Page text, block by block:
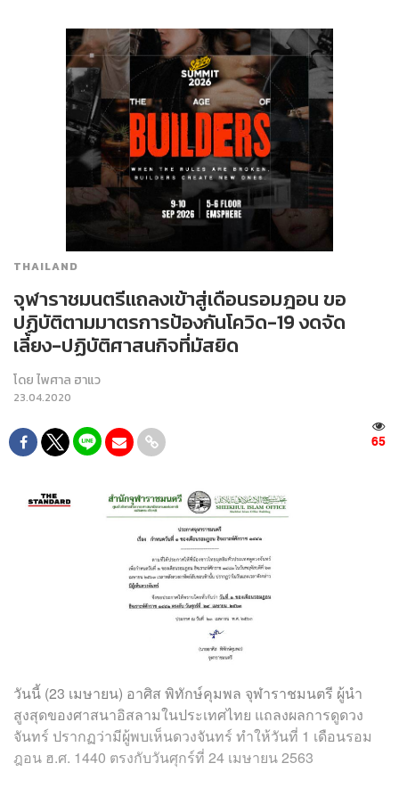
THAILAND
จุฬาราชมนตรีแถลงเข้าสู่เดือนรอมฎอน ขอ
ปฏิบัติตามมาตรการป้องกันโควิด-19 งดจัด
เลี้ยง-ปฏิบัติศาสนกิจที่มัสยิด
โดยไพศาล ฮาแว
23.04.2020
65
วันนี้ (23 เมษายน) อาศิส พิทักษ์คุมพล จุฬาราชมนตรี ผู้นำ
สูงสุดของศาสนาอิสลามในประเทศไทย แถลงผลการดูดวง
จันทร์ ปรากฏว่ามีผู้พบเห็นดวงจันทร์ ทำให้วันที่ 1 เดือนรอม
ฎอน ฮ.ศ. 1440 ตรงกับวันศุกร์ที่ 24 เมษายน 2563